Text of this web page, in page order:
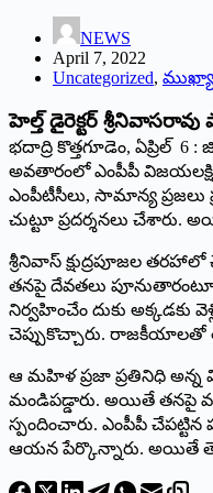
NEWS
April 7, 2022
Uncategorized,
హెల్త్ ‌డైరెక్టర్‌
భదాద్రి కొత్తగూడెం, ఏప్రిల్‌
అవతారంలో ఎంపీపీ
ఎంపీటీసీలు, సామాన్య ప్రజలు
చుట్టూ ప్రదర్శనలు
శ్రీనివాస్‌ ‌క్షుద్రపూజల
తనపై దేవతలు పూనుతారంటూ
‌నిర్వహించేం దుకు అక్కడకు
చెప్పుకొచ్చారు. రాజకీయాలతో
ఆ మహిళ ప్రజా ప్రతినిధి అన్న
మండిపడ్డారు. అయితే తనపై
స్పందించారు. ఎంపీపీ
ఆయన పేర్కొన్నారు. అయితే